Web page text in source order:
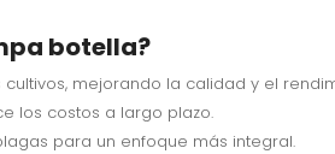
botella?
mejorando la calidad y el
los costos a largo plazo.
para un enfoque más integral.